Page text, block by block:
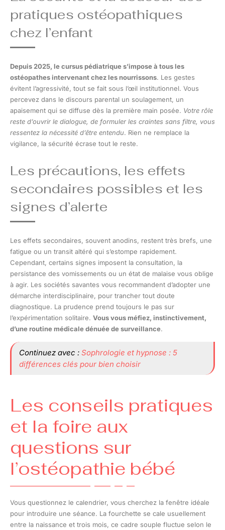
pratiques ostéopathiques
chez l’enfant
Depuis 2025, le cursus pédiatrique s’impose à tous les
ostéopathes intervenant chez les nourrissons. Les gestes
évitent l’agressivité, tout se fait sous l’œil institutionnel. Vous
percevez dans le discours parental un soulagement, un
apaisement qui se diffuse dès la première main posée. Votre rôle
reste d’ouvrir le dialogue, de formuler les craintes sans filtre, vous
ressentez la nécessité d’être entendu. Rien ne remplace la
vigilance, la sécurité écrase tout le reste.
Les précautions, les effets
secondaires possibles et les
signes d’alerte
Les effets secondaires, souvent anodins, restent très brefs, une
fatigue ou un transit altéré qui s’estompe rapidement.
Cependant, certains signes imposent la consultation, la
persistance des vomissements ou un état de malaise vous oblige
à agir. Les sociétés savantes vous recommandent d’adopter une
démarche interdisciplinaire, pour trancher tout doute
diagnostique. La prudence prend toujours le pas sur
l’expérimentation solitaire. Vous vous méfiez, instinctivement,
d’une routine médicale dénuée de surveillance.
Continuez avec : Sophrologie et hypnose : 5
différences clés pour bien choisir
Les conseils pratiques
et la foire aux
questions sur
l’ostéopathie bébé
Vous questionnez le calendrier, vous cherchez la fenêtre idéale
pour introduire une séance. La fourchette se cale usuellement
entre la naissance et trois mois, ce cadre souple fluctue selon le